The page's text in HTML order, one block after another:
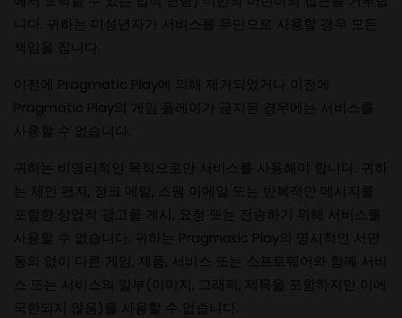
니다. 귀하는 미성년자가 서비스를 무단으로 사용할 경우 모든
책임을 집니다.
이전에 Pragmatic Play에 의해 제거되었거나 이전에
Pragmatic Play의 게임 플레이가 금지된 경우에는 서비스를
사용할 수 없습니다.
귀하는 비영리적인 목적으로만 서비스를 사용해야 합니다. 귀하
는 체인 편지, 정크 메일, 스팸 이메일 또는 반복적인 메시지를
포함한 상업적 광고를 게시, 요청 또는 전송하기 위해 서비스를
사용할 수 없습니다. 귀하는 Pragmatic Play의 명시적인 서면
동의 없이 다른 게임, 제품, 서비스 또는 소프트웨어와 함께 서비
스 또는 서비스의 일부(이미지, 그래픽, 제목을 포함하지만 이에
국한되지 않음)를 사용할 수 없습니다.